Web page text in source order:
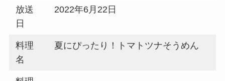
放送
日
2022年6月22日
料理
名
夏にぴったり！トマトツナそうめん